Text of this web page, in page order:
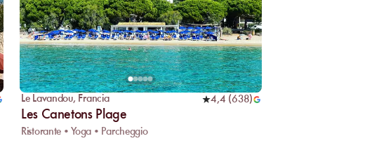
Le Lavandou, Francia 4,4 (638)
Les Canetons Plage
Ristorante • Yoga • Parcheggio